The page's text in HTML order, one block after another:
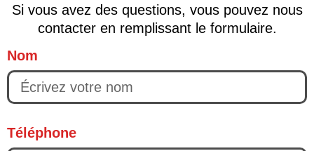
Si vous avez des questions, vous pouvez nous
contacter en remplissant le formulaire.
Nom
Téléphone